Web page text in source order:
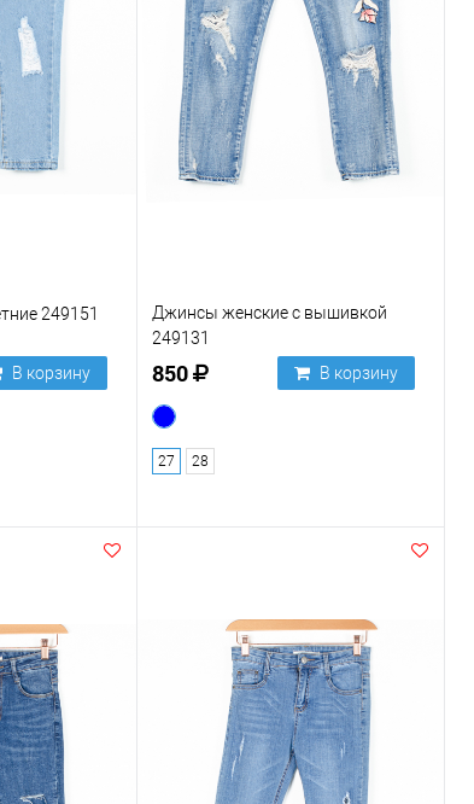
249151
В корзину
Джинсы женские с вышивкой
249131
850 В корзину
27 28